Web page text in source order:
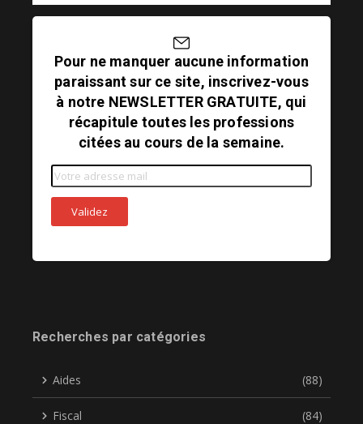
Pour ne manquer aucune information
paraissant sur ce site, inscrivez-vous
à notre NEWSLETTER GRATUITE, qui
récapitule toutes les professions
citées au cours de la semaine.
Recherches par catégories
Aides (88)
Fiscal (84)